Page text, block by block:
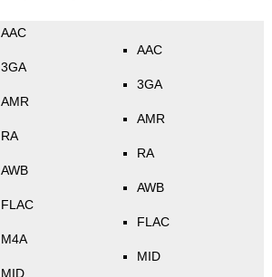
AAC
3GA
AMR
RA
AWB
FLAC
M4A
MID
AAC
3GA
AMR
RA
AWB
FLAC
MID